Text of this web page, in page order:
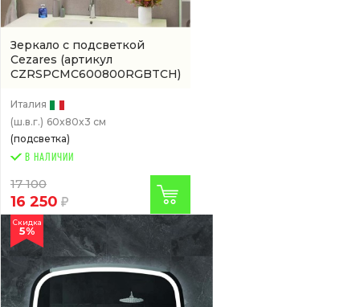
Зеркало с подсветкой
Cezares (артикул
CZRSPCMC600800RGBTCH)
Италия
(ш.в.г.) 60x80x3 см
(подсветка)
В НАЛИЧИИ
17 100
16 250
Скидка
5%